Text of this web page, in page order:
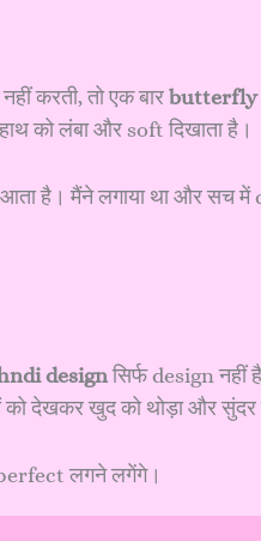
करती, तो एक बारbutterfly
को लंबा और soft दिखाता है।
है। मैंने लगाया था और
designसिर्फ design
को देखकर खुद को थोड़ा और
perfect लगने लगेंगे।